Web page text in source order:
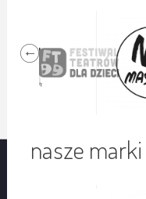
nasze marki